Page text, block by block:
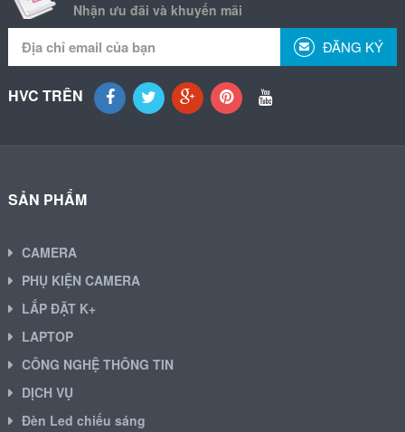
Nhận ưu đãi và khuyến mãi
ĐĂNG KÝ
HVC TRÊN
SẢN PHẨM
CAMERA
PHỤ KIỆN CAMERA
LẮP ĐẶT K+
LAPTOP
CÔNG NGHỆ THÔNG TIN
DỊCH VỤ
Đèn Led chiếu sáng